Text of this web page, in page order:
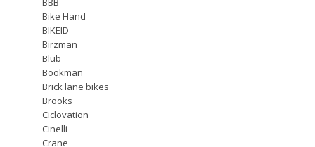
Bike Hand
BIKEID
Birzman
Blub
Bookman
Brick lane bikes
Brooks
Ciclovation
Cinelli
Crane